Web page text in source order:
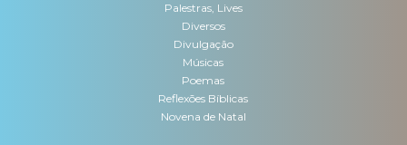
Palestras, Lives
Diversos
Divulgação
Músicas
Poemas
Reflexões Bíblicas
Novena de Natal